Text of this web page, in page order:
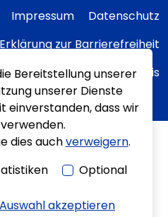
Impressum
Datenschutz
Erklärung zur Barrierefreiheit
Transparenzhinweis
Bereitstellung unserer
unserer Dienste
einverstanden, dass wir
dies auchverweigern.
Optional
Auswahl akzeptieren